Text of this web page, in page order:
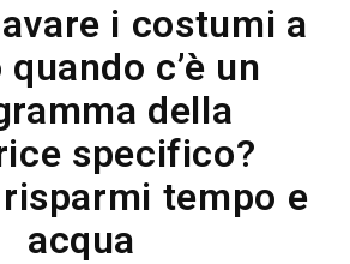
i costumi a
c’è un
della
specifico?
tempo e
acqua